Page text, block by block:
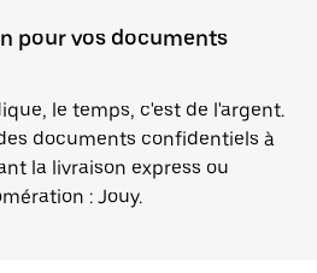
pour vos documents
le temps, c'est de l'argent.
documents confidentiels à
la livraison express ou
: Jouy.